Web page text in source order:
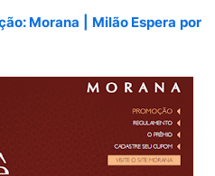
Morana | Milão Espera por